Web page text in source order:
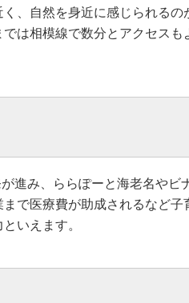
、自然を身近に感じられるの
は相模線で数分とアクセスも
進み、ららぽーと海老名やビ
で医療費が助成されるなど子
いえます。